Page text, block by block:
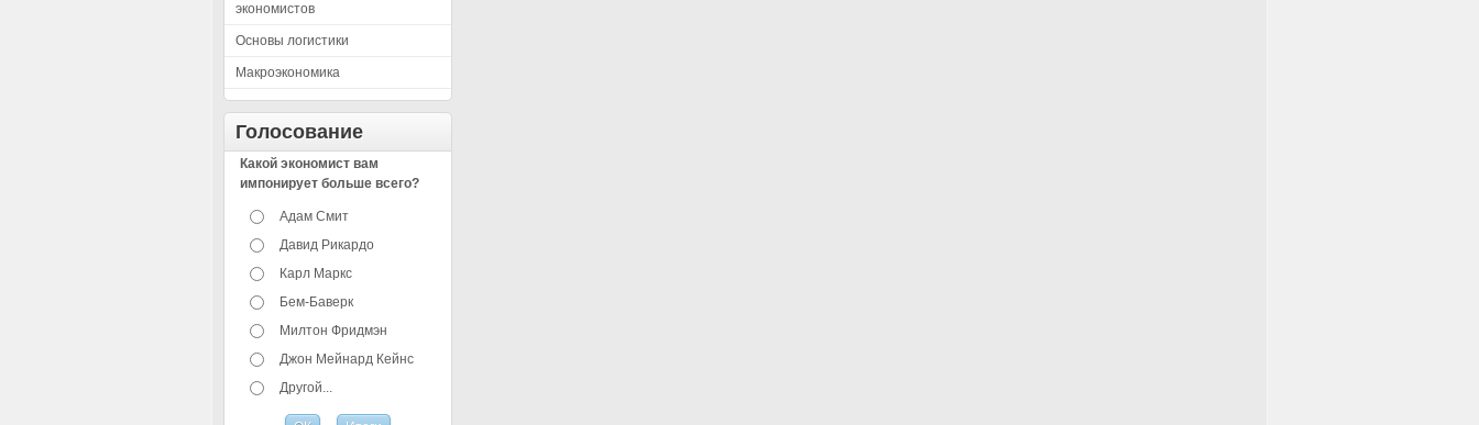
экономистов
Основы логистики
Макроэкономика
Голосование
Какой экономист вам
импонирует больше всего?
Адам Смит
Давид Рикардо
Карл Маркс
Бем-Баверк
Милтон Фридмэн
Джон Мейнард Кейнс
Другой...